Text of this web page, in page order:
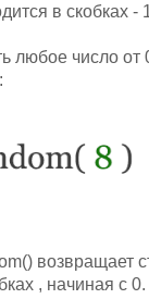
в скобках -
любое число от
возвращает
, начиная с